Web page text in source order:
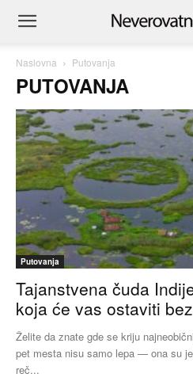
Naslovna Putovanja
PUTOVANJA
Putovanja
Tajanstvena čuda
koja će vas ostaviti
Želite da znate gde se kriju
pet mesta nisu samo lepa — ona su
reč...